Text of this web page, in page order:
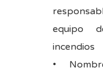
equipo
incendios
•